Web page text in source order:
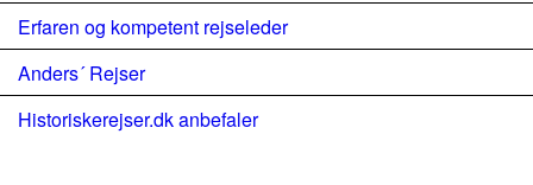
Erfaren og kompetent rejseleder
Anders´ Rejser
Historiskerejser.dk anbefaler